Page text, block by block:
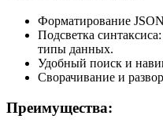
Форматирование
Подсветка
типы данных.
Удобный поиск и
Сворачивание и
Преимущества: